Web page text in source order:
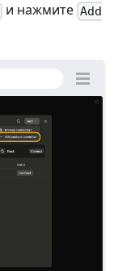
и нажмите Add